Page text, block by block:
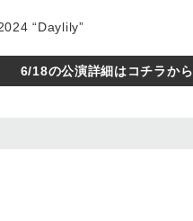
“Daylily”
6/18の公演詳細はコチラから